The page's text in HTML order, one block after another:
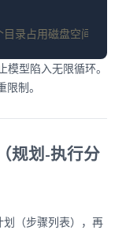
占用磁盘空间最大
型陷入无限循环。
制。
规划-执行分
（步骤列表），再